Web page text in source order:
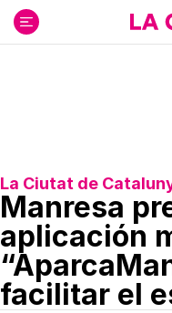
contenido
La Ciutat de
Manresa
aplicación
facilitar el